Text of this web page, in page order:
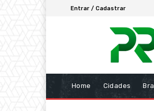
Entrar / Cadastrar
Home Cidades